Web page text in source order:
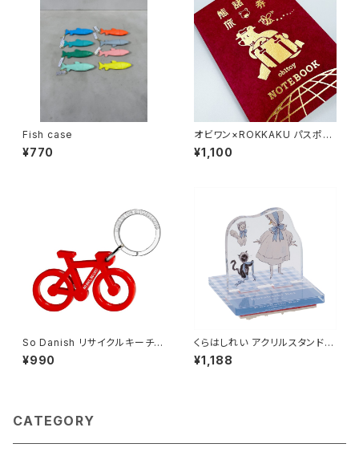
Fish case
¥770
オビワン×ROKKAKU パスポー
ト風ノート
¥1,100
So Danish リサイクルキーチェ
ーン (バイク)
¥990
くらはしれい アクリルスタンドス
タンプ/BU
¥1,188
CATEGORY